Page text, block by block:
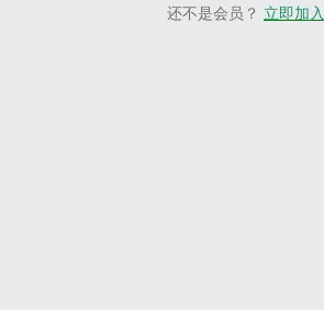
还不是会员？ 立即加入